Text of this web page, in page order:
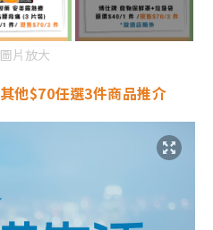
片放大
他$70任選3件商品推介